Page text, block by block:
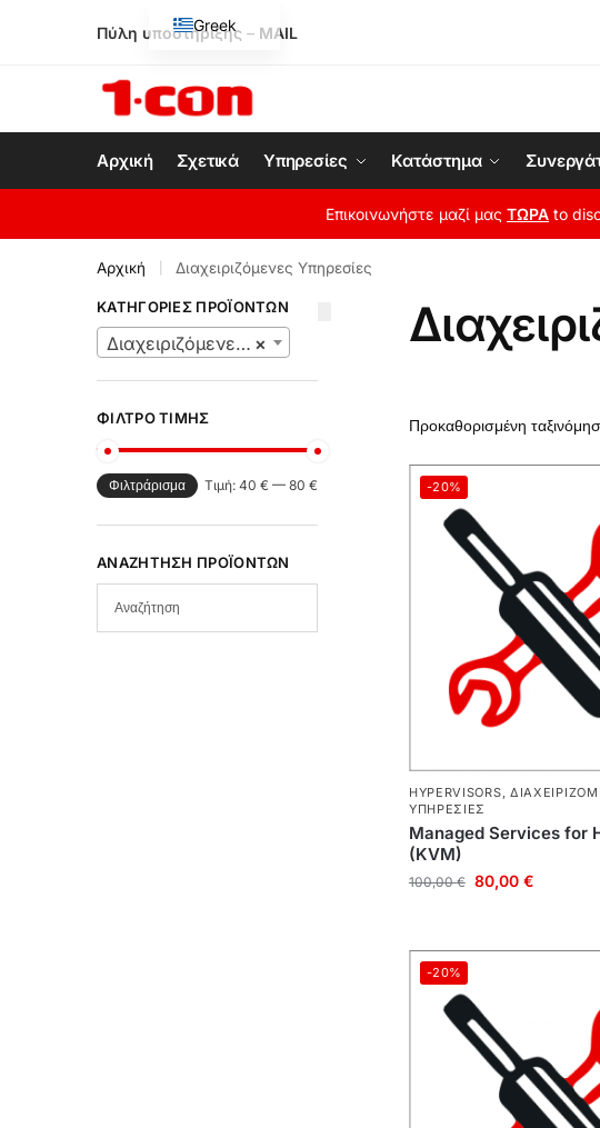
Πύλη υποστήριξης – MAIL
Αρχική Σχετικά Υπηρεσίες Κατάστημα
Επικοινωνήστε μαζί μας ΤΩΡΑ to
Αρχική Διαχειριζόμενες Υπηρεσίες
-20%
HYPERVISORS,
ΥΠΗΡΕΣΊΕΣ
Managed Services for
(KVM)
100,00€ 80,00 €
-20%
ΚΑΤΗΓΟΡΊΕΣ ΠΡΟΪΌΝΤΩΝ
×
Διαχειριζόμενες Υπηρεσίες
ΦΊΛΤΡΟ ΤΙΜΉΣ
Φιλτράρισμα Τιμή: 40 € — 80 €
ΑΝΑΖΉΤΗΣΗ ΠΡΟΪΌΝΤΩΝ
Greek